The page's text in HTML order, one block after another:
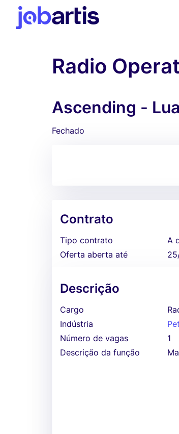
Radio
Ascending -
Fechado
Contrato
Tipo contrato
A
Oferta aberta até
Descrição
Cargo
Indústria
Número de vagas
1
Descrição da função